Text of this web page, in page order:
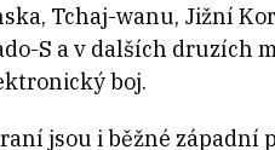
Tchaj-wanu, Jižní
S a v dalších druzích
boj.
jsou i běžné západní